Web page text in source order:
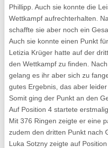
Phillipp. Auch sie konnte die
Wettkampf aufrechterhalten.
schaffte sie aber noch ein
Auch sie konnte einen Punkt
Letizia Krüger hatte auf der
den Wettkampf zu finden.
gelang es ihr aber sich zu
gutes Ergebnis, das aber
Somit ging der Punkt an den
Auf Position 4 startete
Mit 376 Ringen zeigte er eine
zudem den dritten Punkt nach
Luka Sotzny zeigte auf